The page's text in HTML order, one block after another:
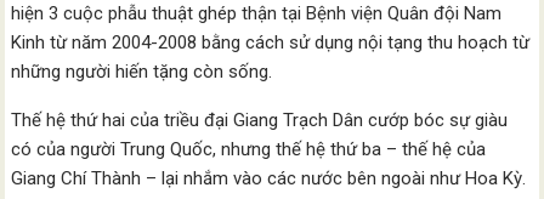
hiện 3 cuộc phẫu thuật ghép thận tại Bệnh viện Quân đội Nam
Kinh từ năm 2004-2008 bằng cách sử dụng nội tạng thu hoạch từ
những người hiến tặng còn sống.
Thế hệ thứ hai của triều đại Giang Trạch Dân cướp bóc sự giàu
có của người Trung Quốc, nhưng thế hệ thứ ba – thế hệ của
Giang Chí Thành – lại nhắm vào các nước bên ngoài như Hoa Kỳ.